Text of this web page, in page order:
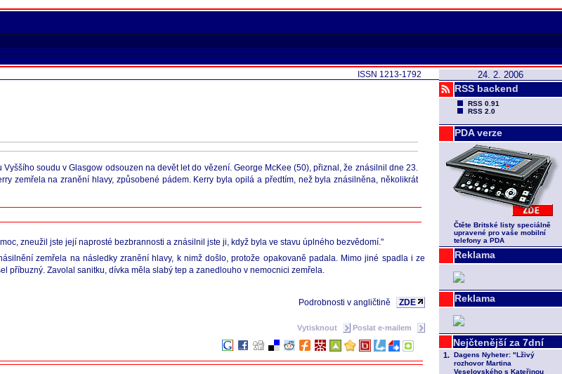
24. 2. 2006
RSS backend
RSS 0.91
RSS 2.0
PDA verze
Čtěte Britské listy speciálně
upravené pro vaše mobilní
telefony a PDA
Reklama
Reklama
ISSN 1213-1792
soudu v Glasgow odsouzen na devět let do vězení. George McKee (50), přiznal, že znásilnil dne 23.
zemřela na zranění hlavy, způsobené pádem. Kerry byla opilá a předtím, než byla znásilněna, několikrát
zneužil jste její naprosté bezbrannosti a znásilnil jste ji, když byla ve stavu úplného bezvědomí."
zemřela na následky zranění hlavy, k nimž došlo, protože opakovaně padala. Mimo jiné spadla i ze
příbuzný. Zavolal sanitku, dívka měla slabý tep a zanedlouho v nemocnici zemřela.
Podrobnosti v angličtině
ZDE
Vytisknout Poslat e-mailem